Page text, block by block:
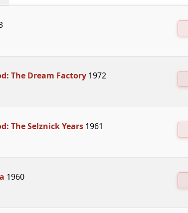
The Dream Factory1972
The Selznick Years1961
1960